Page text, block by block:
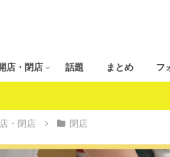
店・閉店 話題 まとめ フ
・閉店 閉店